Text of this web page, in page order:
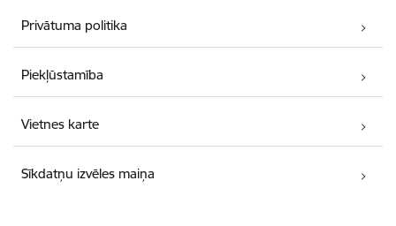
Privātuma politika
Piekļūstamība
Vietnes karte
Sīkdatņu izvēles maiņa